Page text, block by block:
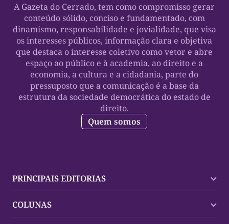
A Gazeta do Cerrado, tem como compromisso gerar
conteúdo sólido, conciso e fundamentado, com
dinamismo, responsabilidade e jovialidade, que visa
os interesses públicos, informação clara e objetiva
que destaca o interesse coletivo como vetor e abre
espaço ao público e à academia, ao direito e a
economia, a cultura e a cidadania, parte do
pressuposto que a comunicação é a base da
estrutura da sociedade democrática do estado de
direito.
Quem somos
PRINCIPAIS EDITORIAS
Palmas
COLUNAS